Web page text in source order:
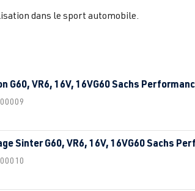
dans le sport automobile.
G60, VR6, 16V, 16VG60 Sachs
Sinter G60, VR6, 16V, 16VG60 Sachs